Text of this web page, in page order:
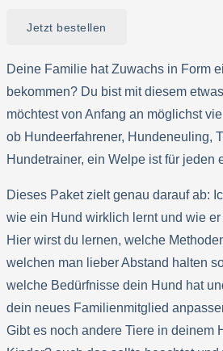
Jetzt bestellen
Deine Familie hat Zuwachs in Form
bekommen? Du bist mit diesem
möchtest von Anfang an möglichst
ob Hundeerfahrener, Hundeneuling,
Hundetrainer, ein Welpe ist für jeden
Dieses Paket zielt genau darauf ab:
wie ein Hund wirklich lernt und wie er
Hier wirst du lernen, welche
welchen man lieber Abstand halten
welche Bedürfnisse dein Hund hat
dein neues Familienmitglied
Gibt es noch andere Tiere in deinem